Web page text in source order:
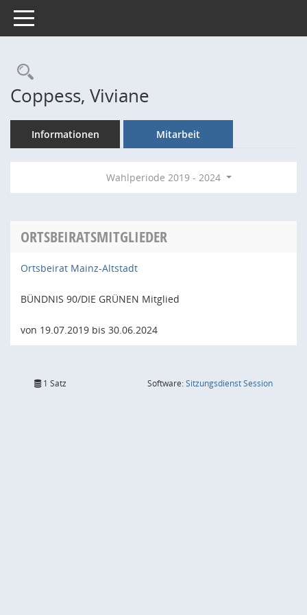
Toggle navigation
Rechercheauswahl
Coppess, Viviane
Informationen Mitarbeit
Wahlperiode 2019 - 2024
ORTSBEIRATSMITGLIEDER
Ortsbeirat Mainz-Altstadt
BÜNDNIS 90/DIE GRÜNEN Mitglied
von 19.07.2019 bis 30.06.2024
1 Satz Software:SitzungsdienstSession(Wird in